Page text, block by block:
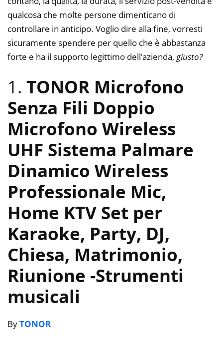
qualcosa che molte persone dimenticano di
controllare in anticipo. Voglio dire alla fine, vorresti
sicuramente spendere per quello che è abbastanza
forte e ha il supporto legittimo dell’azienda, giusto?
1. TONOR Microfono
Senza Fili Doppio
Microfono Wireless
UHF Sistema Palmare
Dinamico Wireless
Professionale Mic,
Home KTV Set per
Karaoke, Party, DJ,
Chiesa, Matrimonio,
Riunione -Strumenti
musicali
ByTONOR